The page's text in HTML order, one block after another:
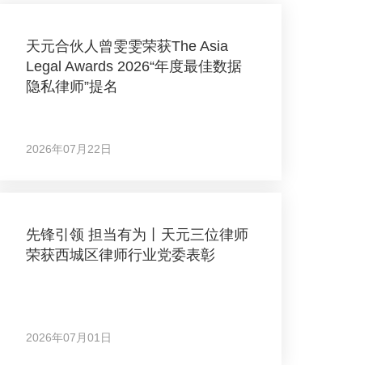
天元合伙人曾雯雯荣获The Asia
Legal Awards 2026“年度最佳数据
隐私律师”提名
2026年07月22日
先锋引领 担当有为丨天元三位律师
荣获西城区律师行业党委表彰
2026年07月01日